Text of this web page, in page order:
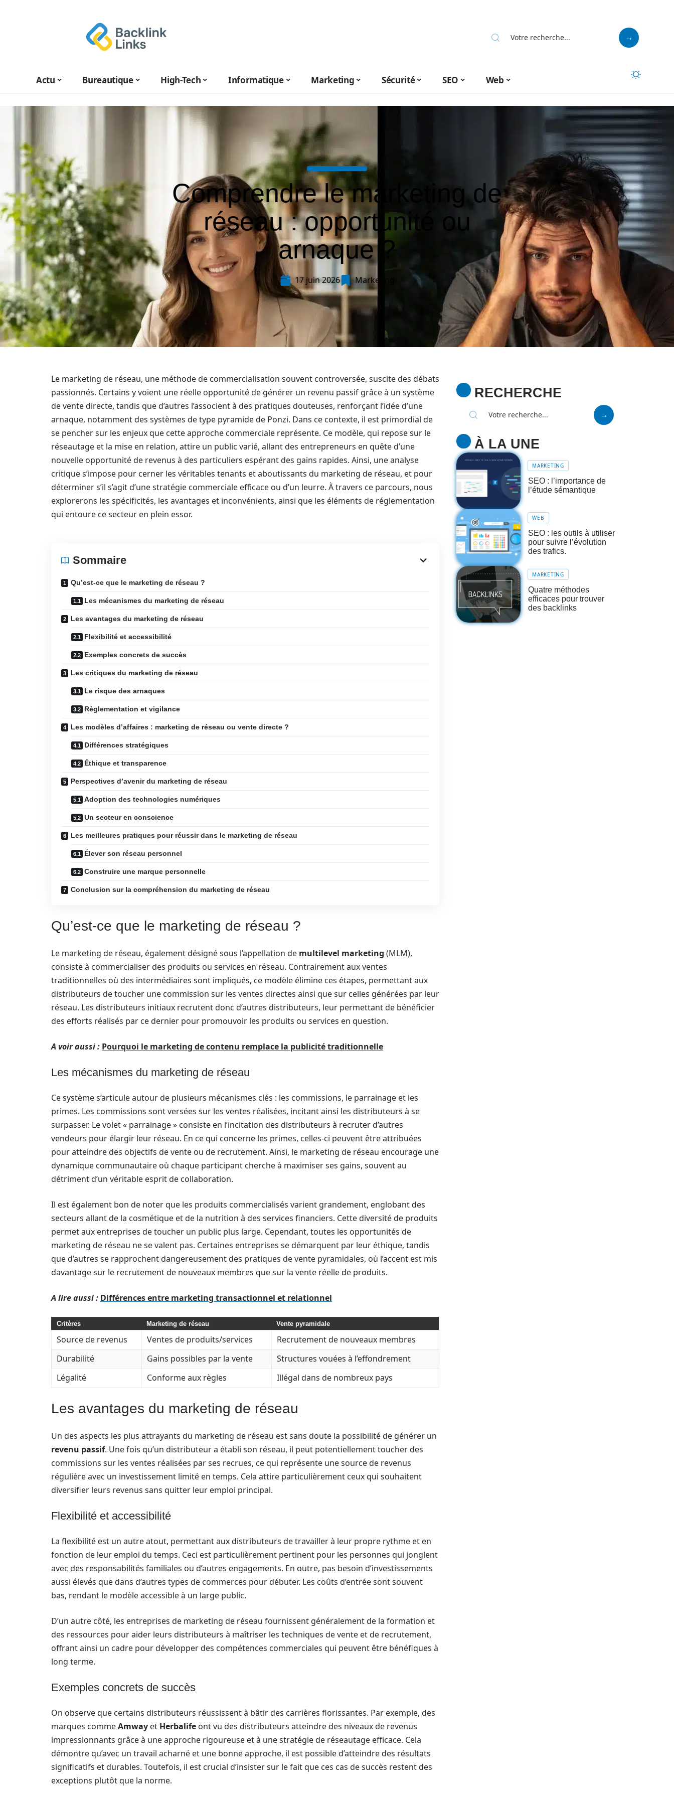
Actu Bureautique High-Tech Informatique Marketing Sécurité SEO Web
Comprendre le marketing de
réseau : opportunité ou
arnaque ?
17 juin 2026 Marketing
Le marketing de réseau, une méthode de commercialisation souvent controversée, suscite des débats
passionnés. Certains y voient une réelle opportunité de générer un revenu passif grâce à un système
de vente directe, tandis que d’autres l’associent à des pratiques douteuses, renforçant l’idée d’une
arnaque, notamment des systèmes de type pyramide de Ponzi. Dans ce contexte, il est primordial de
se pencher sur les enjeux que cette approche commerciale représente. Ce modèle, qui repose sur le
réseautage et la mise en relation, attire un public varié, allant des entrepreneurs en quête d’une
nouvelle opportunité de revenus à des particuliers espérant des gains rapides. Ainsi, une analyse
critique s’impose pour cerner les véritables tenants et aboutissants du marketing de réseau, et pour
déterminer s’il s’agit d’une stratégie commerciale efficace ou d’un leurre. À travers ce parcours, nous
explorerons les spécificités, les avantages et inconvénients, ainsi que les éléments de réglementation
qui entoure ce secteur en plein essor.
Sommaire
Qu’est-ce que le marketing de réseau ?
Les mécanismes du marketing de réseau
Les avantages du marketing de réseau
Flexibilité et accessibilité
Exemples concrets de succès
Les critiques du marketing de réseau
Le risque des arnaques
Règlementation et vigilance
Les modèles d’affaires : marketing de réseau ou vente directe ?
Différences stratégiques
Éthique et transparence
Perspectives d’avenir du marketing de réseau
Adoption des technologies numériques
Un secteur en conscience
Les meilleures pratiques pour réussir dans le marketing de réseau
Élever son réseau personnel
Construire une marque personnelle
Conclusion sur la compréhension du marketing de réseau
Qu’est-ce que le marketing de réseau ?
Le marketing de réseau, également désigné sous l’appellation de multilevel marketing (MLM),
consiste à commercialiser des produits ou services en réseau. Contrairement aux ventes
traditionnelles où des intermédiaires sont impliqués, ce modèle élimine ces étapes, permettant aux
distributeurs de toucher une commission sur les ventes directes ainsi que sur celles générées par leur
réseau. Les distributeurs initiaux recrutent donc d’autres distributeurs, leur permettant de bénéficier
des efforts réalisés par ce dernier pour promouvoir les produits ou services en question.
A voir aussi : Pourquoi le marketing de contenu remplace la publicité traditionnelle
Les mécanismes du marketing de réseau
Ce système s’articule autour de plusieurs mécanismes clés : les commissions, le parrainage et les
primes. Les commissions sont versées sur les ventes réalisées, incitant ainsi les distributeurs à se
surpasser. Le volet « parrainage » consiste en l’incitation des distributeurs à recruter d’autres
vendeurs pour élargir leur réseau. En ce qui concerne les primes, celles-ci peuvent être attribuées
pour atteindre des objectifs de vente ou de recrutement. Ainsi, le marketing de réseau encourage une
dynamique communautaire où chaque participant cherche à maximiser ses gains, souvent au
détriment d’un véritable esprit de collaboration.
Il est également bon de noter que les produits commercialisés varient grandement, englobant des
secteurs allant de la cosmétique et de la nutrition à des services financiers. Cette diversité de produits
permet aux entreprises de toucher un public plus large. Cependant, toutes les opportunités de
marketing de réseau ne se valent pas. Certaines entreprises se démarquent par leur éthique, tandis
que d’autres se rapprochent dangereusement des pratiques de vente pyramidales, où l’accent est mis
davantage sur le recrutement de nouveaux membres que sur la vente réelle de produits.
A lire aussi : Différences entre marketing transactionnel et relationnel
Critères Marketing de réseau Vente pyramidale
Source de revenus Ventes de produits/services
Recrutement de nouveaux membres
Durabilité
Gains possibles par la vente
Structures vouées à l’effondrement
Légalité
Conforme aux règles Illégal dans de nombreux pays
Les avantages du marketing de réseau
Un des aspects les plus attrayants du marketing de réseau est sans doute la possibilité de générer un
revenu passif. Une fois qu’un distributeur a établi son réseau, il peut potentiellement toucher des
commissions sur les ventes réalisées par ses recrues, ce qui représente une source de revenus
régulière avec un investissement limité en temps. Cela attire particulièrement ceux qui souhaitent
diversifier leurs revenus sans quitter leur emploi principal.
Flexibilité et accessibilité
La flexibilité est un autre atout, permettant aux distributeurs de travailler à leur propre rythme et en
fonction de leur emploi du temps. Ceci est particulièrement pertinent pour les personnes qui jonglent
avec des responsabilités familiales ou d’autres engagements. En outre, pas besoin d’investissements
aussi élevés que dans d’autres types de commerces pour débuter. Les coûts d’entrée sont souvent
bas, rendant le modèle accessible à un large public.
D’un autre côté, les entreprises de marketing de réseau fournissent généralement de la formation et
des ressources pour aider leurs distributeurs à maîtriser les techniques de vente et de recrutement,
offrant ainsi un cadre pour développer des compétences commerciales qui peuvent être bénéfiques à
long terme.
Exemples concrets de succès
On observe que certains distributeurs réussissent à bâtir des carrières florissantes. Par exemple, des
marques commeAmway et Herbalife ont vu des distributeurs atteindre des niveaux de revenus
impressionnants grâce à une approche rigoureuse et à une stratégie de réseautage efficace. Cela
démontre qu’avec un travail acharné et une bonne approche, il est possible d’atteindre des résultats
significatifs et durables. Toutefois, il est crucial d’insister sur le fait que ces cas de succès restent des
exceptions plutôt que la norme.
RECHERCHE
À LA UNE
MARKETING
SEO : l’importance de
l’étude sémantique
WEB
SEO : les outils à utiliser
pour suivre l’évolution
des trafics.
MARKETING
Quatre méthodes
efficaces pour trouver
des backlinks